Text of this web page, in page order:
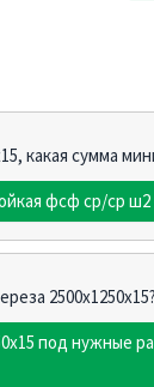
какая сумма
фсф ср/ср
2500х1250х15?
под нужные